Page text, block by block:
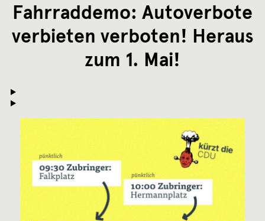
Fahrraddemo: Autoverbote
verbieten verboten! Heraus
zum 1. Mai!